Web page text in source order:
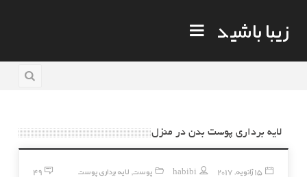
زیبا باشید
8 سال قبل
لایه برداری پوست بدن در منزل
15 ژانویه, 2017 habibi پوست, لایه برداری پوست 49